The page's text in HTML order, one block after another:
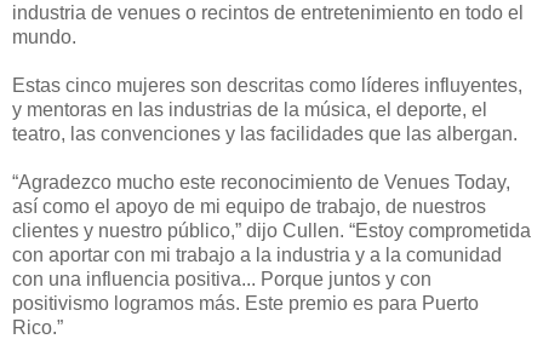
industria de venues o recintos de entretenimiento en todo el
mundo.
Estas cinco mujeres son descritas como líderes influyentes,
y mentoras en las industrias de la música, el deporte, el
teatro, las convenciones y las facilidades que las albergan.
“Agradezco mucho este reconocimiento de Venues Today,
así como el apoyo de mi equipo de trabajo, de nuestros
clientes y nuestro público,” dijo Cullen. “Estoy comprometida
con aportar con mi trabajo a la industria y a la comunidad
con una influencia positiva... Porque juntos y con
positivismo logramos más. Este premio es para Puerto
Rico.”